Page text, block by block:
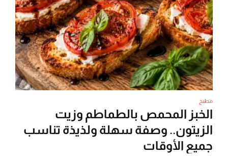
مطبخ
الخبز المحمص بالطماطم وزيت
الزيتون.. وصفة سهلة ولذيذة تناسب
جميع الأوقات